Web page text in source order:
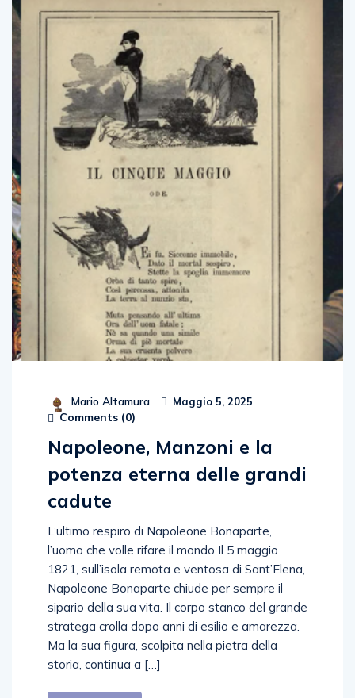
Mario Altamura Maggio 5, 2025
Comments (0)
Napoleone, Manzoni e la
potenza eterna delle grandi
cadute
L’ultimo respiro di Napoleone Bonaparte,
l’uomo che volle rifare il mondo Il 5 maggio
1821, sull’isola remota e ventosa di Sant’Elena,
Napoleone Bonaparte chiude per sempre il
sipario della sua vita. Il corpo stanco del grande
stratega crolla dopo anni di esilio e amarezza.
Ma la sua figura, scolpita nella pietra della
storia, continua a […]